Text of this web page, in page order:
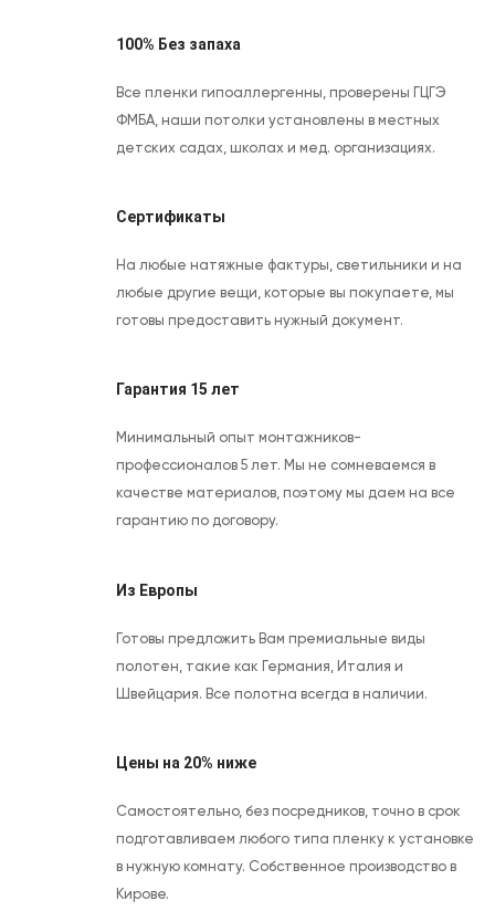
100% Без запаха
Все пленки гипоаллергенны, проверены ГЦГЭ
ФМБА, наши потолки установлены в местных
детских садах, школах и мед. организациях.
Сертификаты
На любые натяжные фактуры, светильники и на
любые другие вещи, которые вы покупаете, мы
готовы предоставить нужный документ.
Гарантия 15 лет
Минимальный опыт монтажников-
профессионалов 5 лет. Мы не сомневаемся в
качестве материалов, поэтому мы даем на все
гарантию по договору.
Из Европы
Готовы предложить Вам премиальные виды
полотен, такие как Германия, Италия и
Швейцария. Все полотна всегда в наличии.
Цены на 20% ниже
Самостоятельно, без посредников, точно в срок
подготавливаем любого типа пленку к установке
в нужную комнату. Собственное производство в
Кирове.